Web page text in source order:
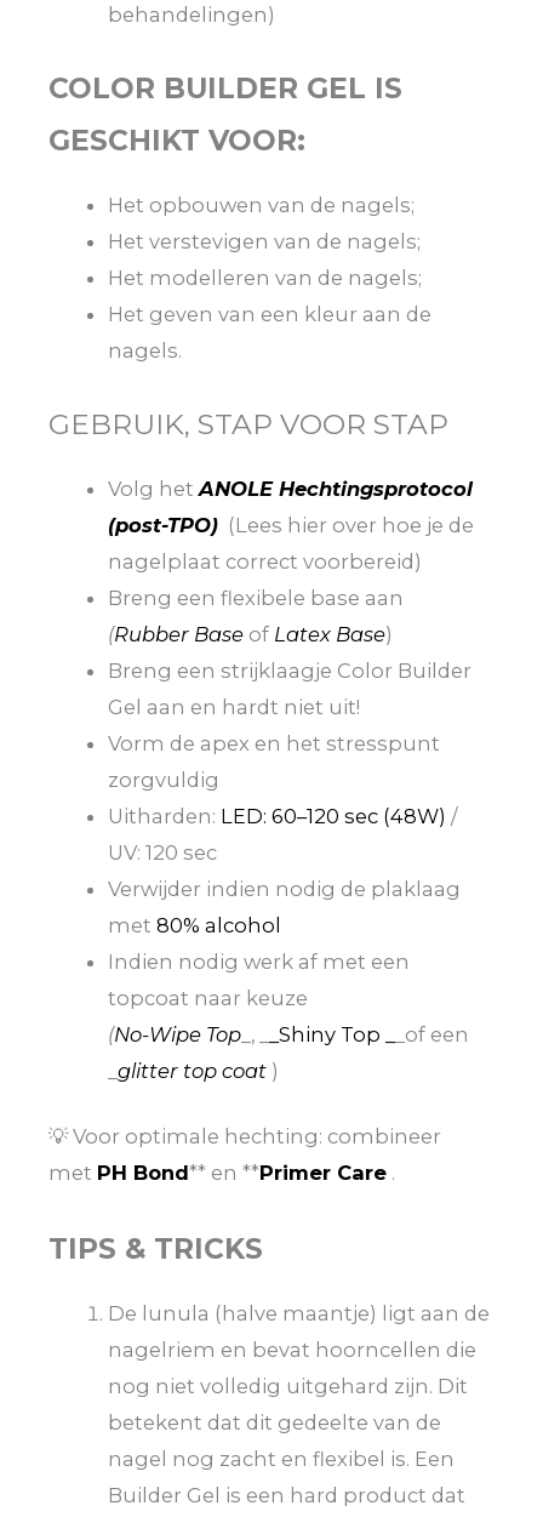
behandelingen)
COLOR BUILDER GEL IS
GESCHIKT VOOR:
Het opbouwen van de nagels;
Het verstevigen van de nagels;
Het modelleren van de nagels;
Het geven van een kleur aan de
nagels.
GEBRUIK, STAP VOOR STAP
Volg hetANOLE Hechtingsprotocol
(post-TPO) (Lees hier over hoe je de
nagelplaat correct voorbereid)
Breng een flexibele base aan
(Rubber Base of Latex Base)
Breng een strijklaagje Color Builder
Gel aan en hardt niet uit!
Vorm de apex en het stresspunt
zorgvuldig
Uitharden: LED: 60–120 sec (48W) /
UV: 120 sec
Verwijder indien nodig de plaklaag
met80% alcohol
Indien nodig werk af met een
topcoat naar keuze
(No-Wipe Top _, _ _Shiny Top _
_of een
_glitter top coat )
💡 Voor optimale hechting: combineer
met PH Bond** en **Primer Care .
TIPS & TRICKS
De lunula (halve maantje) ligt aan de
nagelriem en bevat hoorncellen die
nog niet volledig uitgehard zijn. Dit
betekent dat dit gedeelte van de
nagel nog zacht en flexibel is. Een
Builder Gel is een hard product dat